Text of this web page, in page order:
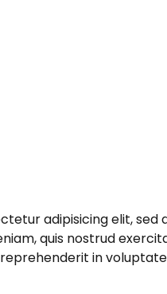
adipisicing elit,
quis nostrud
in